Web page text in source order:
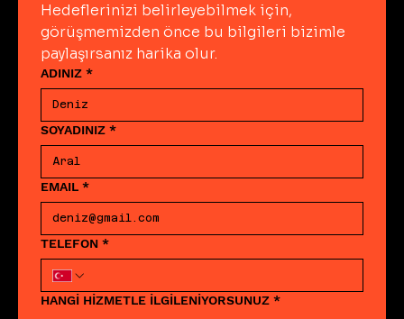
Hedeflerinizi belirleyebilmek için,
görüşmemizden önce bu bilgileri bizimle
paylaşırsanız harika olur.
ADINIZ *
SOYADINIZ *
EMAIL *
TELEFON *
HANGİ HİZMETLE İLGİLENİYORSUNUZ *